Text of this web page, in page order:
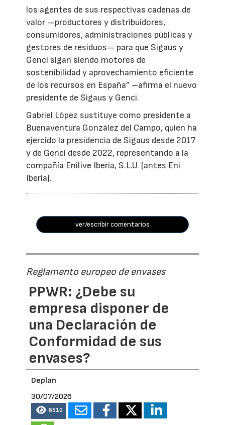
los agentes de sus respectivas cadenas de
valor —productores y distribuidores,
consumidores, administraciones públicas y
gestores de residuos— para que Sigaus y
Genci sigan siendo motores de
sostenibilidad y aprovechamiento eficiente
de los recursos en España” –afirma el nuevo
presidente de Sigaus y Genci.
Gabriel López sustituye como presidente a
Buenaventura González del Campo, quien ha
ejercido la presidencia de Sigaus desde 2017
y de Genci desde 2022, representando a la
compañía Enilive Iberia, S.L.U. (antes Eni
Iberia).
ver/escribir comentarios
Reglamento europeo de envases
PPWR: ¿Debe su
empresa disponer de
una Declaración de
Conformidad de sus
envases?
Deplan
30/07/2026
6510